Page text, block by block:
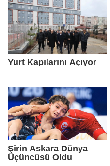
Yurt Kapılarını Açıyor
Şirin Askara Dünya
Üçüncüsü Oldu